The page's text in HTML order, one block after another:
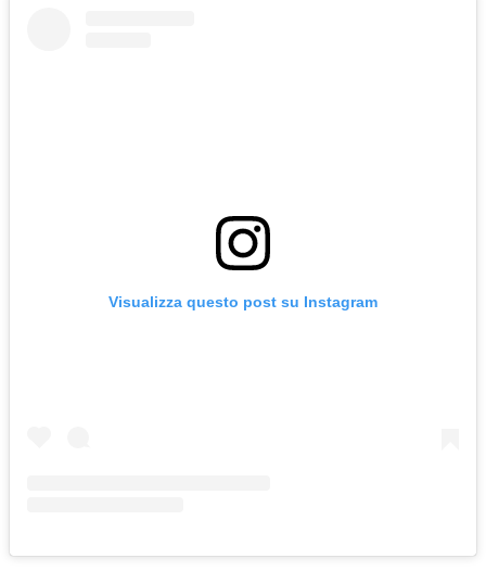
Visualizza questo post su Instagram